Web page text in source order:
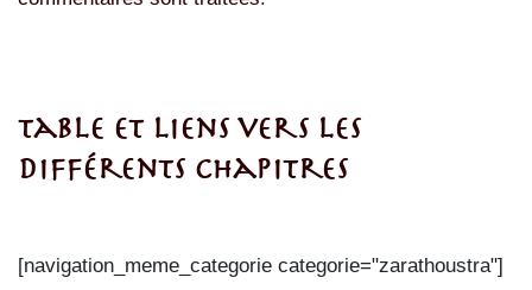
Table et liens vers les
différents chapitres
[navigation_meme_categorie categorie="zarathoustra"]